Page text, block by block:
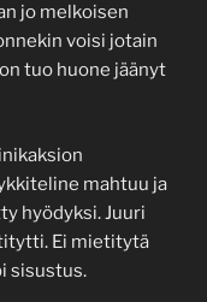
jo melkoisen
voisi jotain
tuo huone jäänyt
mahtuu ja
hyödyksi. Juuri
Ei mietitytä
sisustus.